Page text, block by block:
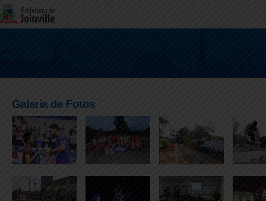
Galeria de Fotos